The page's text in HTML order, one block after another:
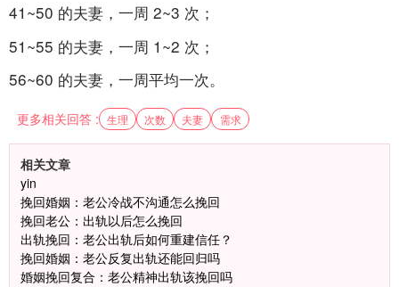
41~50 的夫妻，一周 2~3 次；
51~55 的夫妻，一周 1~2 次；
56~60 的夫妻，一周平均一次。
更多相关回答 : 生理 次数 夫妻 需求
相关文章
yin
挽回婚姻：老公冷战不沟通怎么挽回
挽回老公：出轨以后怎么挽回
出轨挽回：老公出轨后如何重建信任？
挽回婚姻：老公反复出轨还能回归吗
婚姻挽回复合：老公精神出轨该挽回吗